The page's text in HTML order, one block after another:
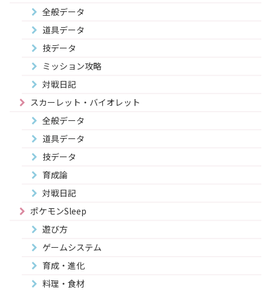
全般データ
道具データ
技データ
ミッション攻略
対戦日記
スカーレット・バイオレット
全般データ
道具データ
技データ
育成論
対戦日記
ポケモンSleep
遊び方
ゲームシステム
育成・進化
料理・食材